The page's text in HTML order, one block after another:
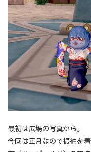
最初は広場の写真から。
今回は正月なので振袖を